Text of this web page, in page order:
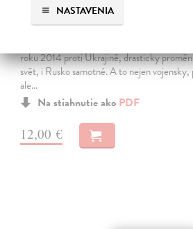
NASTAVENIA
Souostroví Rusko ve
Glanc Tomáš| Elektronická kniha
roku 2014 proti Ukrajině, drasticky
svět, i Rusko samotné. A to nejen
ale…
Na stiahnutie ako PDF
12,00 €